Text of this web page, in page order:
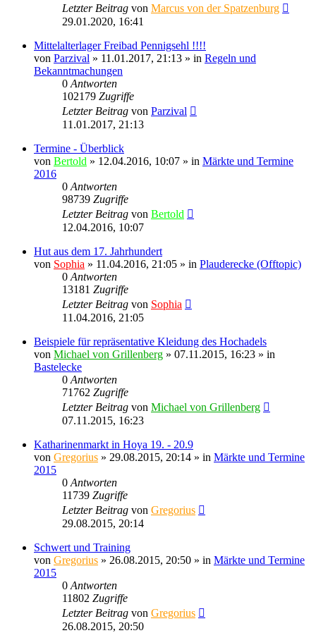
Letzter Beitrag von Marcus von der Spatzenburg
29.01.2020, 16:41
Mittelalterlager Freibad Pennigsehl !!!!
von Parzival » 11.01.2017, 21:13 » in Regeln und
Bekanntmachungen
0 Antworten
102179 Zugriffe
Letzter Beitrag von Parzival
11.01.2017, 21:13
Termine - Überblick
von Bertold » 12.04.2016, 10:07 » in Märkte und Termine
2016
0 Antworten
98739 Zugriffe
Letzter Beitrag von Bertold
12.04.2016, 10:07
Hut aus dem 17. Jahrhundert
von Sophia » 11.04.2016, 21:05 » in Plauderecke (Offtopic)
0 Antworten
13181 Zugriffe
Letzter Beitrag von Sophia
11.04.2016, 21:05
Beispiele für repräsentative Kleidung des Hochadels
von Michael von Grillenberg » 07.11.2015, 16:23 » in
Bastelecke
0 Antworten
71762 Zugriffe
Letzter Beitrag von Michael von Grillenberg
07.11.2015, 16:23
Katharinenmarkt in Hoya 19. - 20.9
von Gregorius » 29.08.2015, 20:14 » in Märkte und Termine
2015
0 Antworten
11739 Zugriffe
Letzter Beitrag von Gregorius
29.08.2015, 20:14
Schwert und Training
von Gregorius » 26.08.2015, 20:50 » in Märkte und Termine
2015
0 Antworten
11802 Zugriffe
Letzter Beitrag von Gregorius
26.08.2015, 20:50